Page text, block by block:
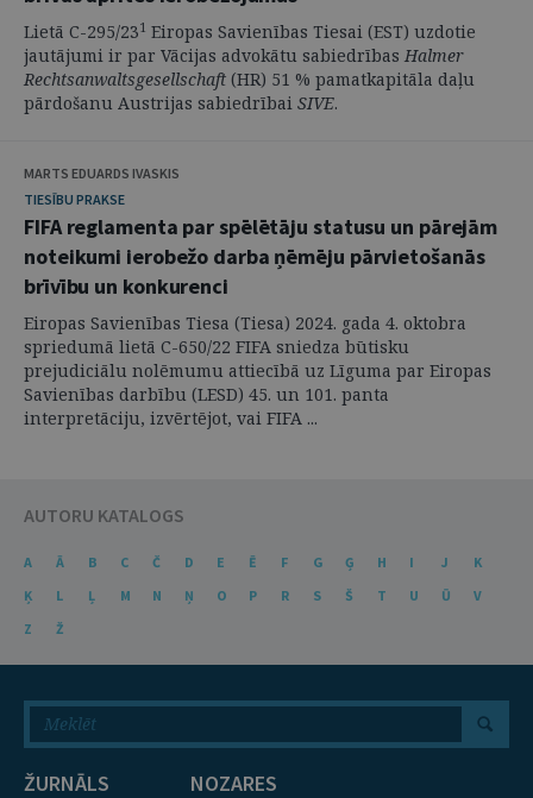
Lietā C-295/231 Eiropas Savienības Tiesai (EST) uzdotie
jautājumi ir par Vācijas advokātu sabiedrības Halmer
Rechtsanwaltsgesellschaft (HR) 51 % pamatkapitāla daļu
pārdošanu Austrijas sabiedrībai SIVE.
MARTS EDUARDS IVASKIS
TIESĪBU PRAKSE
FIFA reglamenta par spēlētāju statusu un pārejām
noteikumi ierobežo darba ņēmēju pārvietošanās
brīvību un konkurenci
Eiropas Savienības Tiesa (Tiesa) 2024. gada 4. oktobra
spriedumā lietā C-650/22 FIFA sniedza būtisku
prejudiciālu nolēmumu attiecībā uz Līguma par Eiropas
Savienības darbību (LESD) 45. un 101. panta
interpretāciju, izvērtējot, vai FIFA ...
AUTORU KATALOGS
A Ā B C Č D E Ē F G Ģ H I J
K
Ķ
L Ļ M N Ņ O P R S Š T U Ū
V
Z
Ž
ŽURNĀLS
NOZARES